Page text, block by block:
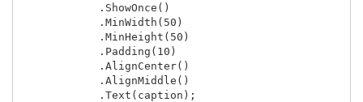
. ShowOnce ()
. MinWidth ( 50 )
. MinHeight ( 50 )
. Padding ( 10 )
. AlignCenter()
. AlignMiddle ()
. Text ( caption );